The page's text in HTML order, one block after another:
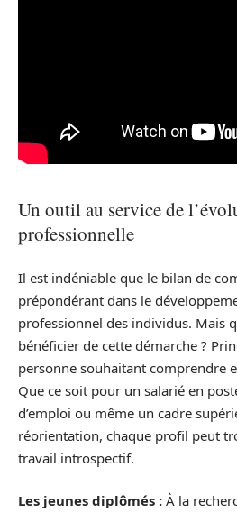
Un outil au service de
professionnelle
Il est indéniable que le bilan de
prépondérant dans le
professionnel des individus. Mais
bénéficier de cette démarche ?
personne souhaitant comprendre
Que ce soit pour un salarié en
d’emploi ou même un cadre
réorientation, chaque profil peut
travail introspectif.
Les jeunes diplômés : À la